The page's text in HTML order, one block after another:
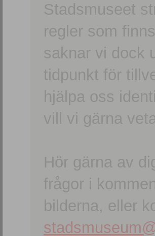
Stadsmuseet
regler som
saknar vi dock
tidpunkt för
hjälpa oss
vill vi gärna
Hör gärna av
frågor i
bilderna, eller